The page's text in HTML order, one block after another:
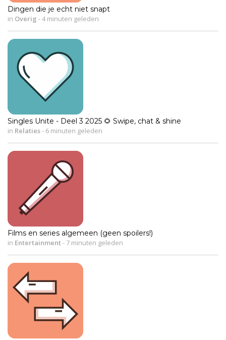
Dingen die je echt niet snapt
in Overig -4 minuten geleden
Singles Unite - Deel 3 2025 🌻 Swipe, chat & shine
in Relaties- 6 minuten geleden
Films en series algemeen (geen spoilers!)
in Entertainment- 7 minuten geleden